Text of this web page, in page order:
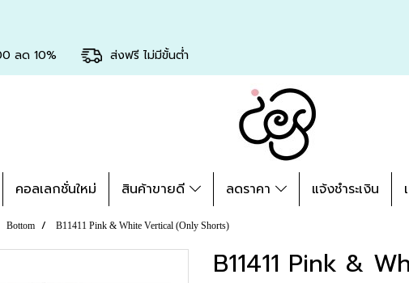
ลด 10% ส่งฟรี ไม่มีขั้นต่
คอลเลกชั่นใหม่ สินค้าขายดี ลดราคา แจ้งชำระเงิน
Bottom B11411 Pink & White Vertical (Only Shorts)
B11411 Pink &